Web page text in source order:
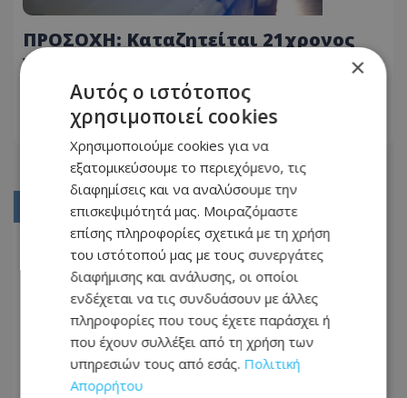
ΠΡΟΣΟΧΗ: Καταζητείται 21χρονος
για ξέπλυμα χρήματος από κλοπές
και απάτες - Δείτε φωτογραφίες
06.12.2024 - 17:51
ΔΙΑΒΆΣΤΕ ΠΕΡΙΣΣΌΤΕΡΑ
01
02
03
04
...
×
Αυτός ο ιστότοπος
χρησιμοποιεί cookies
Χρησιμοποιούμε cookies για να
εξατομικεύσουμε το περιεχόμενο, τις
διαφημίσεις και να αναλύσουμε την
επισκεψιμότητά μας. Μοιραζόμαστε
επίσης πληροφορίες σχετικά με τη χρήση
του ιστότοπού μας με τους συνεργάτες
διαφήμισης και ανάλυσης, οι οποίοι
ενδέχεται να τις συνδυάσουν με άλλες
πληροφορίες που τους έχετε παράσχει ή
που έχουν συλλέξει από τη χρήση των
υπηρεσιών τους από εσάς. Πολιτική
Απορρήτου